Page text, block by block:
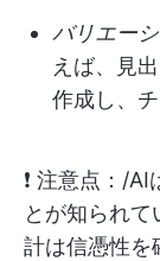
バリエー
えば、見
作成し、
❗ 注意点：/
とが知られ
計は信憑性を